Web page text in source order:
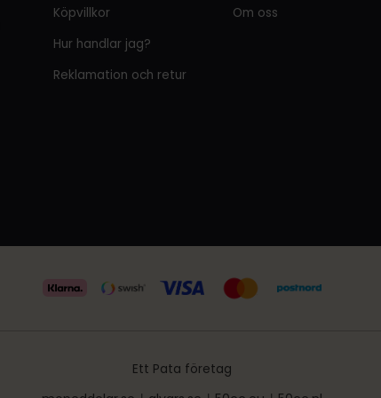
Köpvillkor
Hur handlar jag?
Reklamation och retur
Om oss
Ett Pata företag